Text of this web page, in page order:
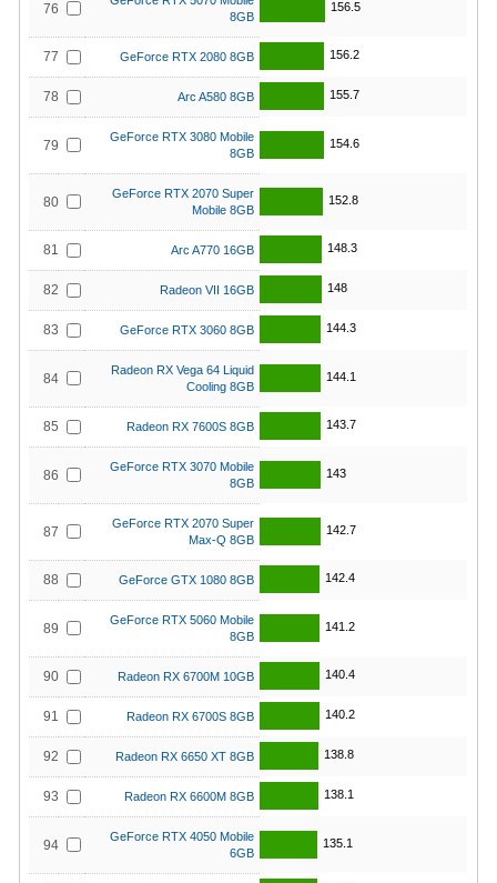
76
8GB
156.5
77 GeForce RTX 2080 8GB 156.2
78 Arc A580 8GB 155.7
79
GeForce RTX 3080 Mobile
8GB
154.6
80
GeForce RTX 2070 Super
Mobile 8GB
152.8
81 Arc A770 16GB 148.3
82 Radeon VII 16GB 148
83 GeForce RTX 3060 8GB 144.3
84
Radeon RX Vega 64 Liquid
Cooling 8GB
144.1
85 Radeon RX 7600S 8GB 143.7
86
GeForce RTX 3070 Mobile
8GB
143
87
GeForce RTX 2070 Super
Max-Q 8GB
142.7
88 GeForce GTX 1080 8GB 142.4
89
GeForce RTX 5060 Mobile
8GB
141.2
90 Radeon RX 6700M 10GB 140.4
91 Radeon RX 6700S 8GB 140.2
92 Radeon RX 6650 XT 8GB 138.8
93 Radeon RX 6600M 8GB 138.1
94
GeForce RTX 4050 Mobile
6GB
135.1